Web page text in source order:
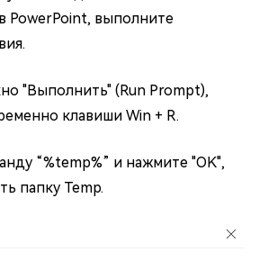
PowerPoint, выполните
"Выполнить" (Run Prompt),
клавиши Win + R.
“%temp%” и нажмите "OK",
папку Temp.